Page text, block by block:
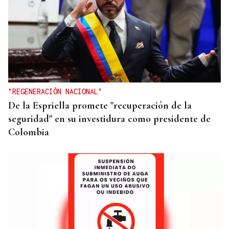
JUICIO EN OURENSE
El ourensano de las 96 condenas suma una más
"REGENERACIÓN NACIONAL"
De la Espriella promete "recuperación de la
seguridad" en su investidura como presidente de
Colombia